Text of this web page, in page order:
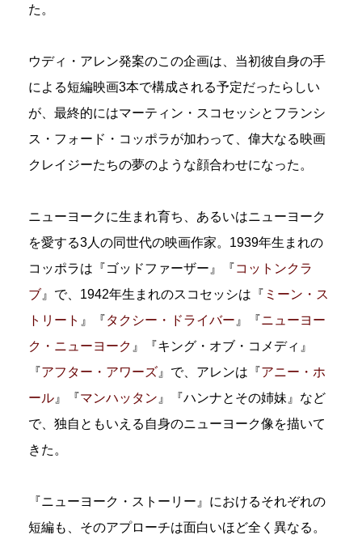
た。
ウディ・アレン発案のこの企画は、当初彼自身の手
による短編映画3本で構成される予定だったらしい
が、最終的にはマーティン・スコセッシとフランシ
ス・フォード・コッポラが加わって、偉大なる映画
クレイジーたちの夢のような顔合わせになった。
ニューヨークに生まれ育ち、あるいはニューヨーク
を愛する3人の同世代の映画作家。1939年生まれの
コッポラは『ゴッドファーザー』『コットンクラ
ブ 』で、1942年生まれのスコセッシは『 ミーン・ス
トリート 』『タクシー・ドライバー 』『ニューヨー
ク・ニューヨーク 』『キング・オブ・コメディ』
『アフター・アワーズ 』で、アレンは『アニー・ホ
ール 』『マンハッタン 』『ハンナとその姉妹』など
で、独自ともいえる自身のニューヨーク像を描いて
きた。
『ニューヨーク・ストーリー』におけるそれぞれの
短編も、そのアプローチは面白いほど全く異なる。